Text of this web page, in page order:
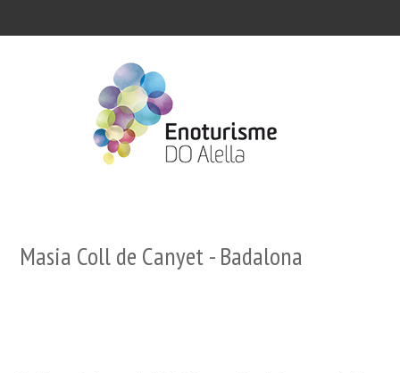
Masia Coll de Canyet - Badalona